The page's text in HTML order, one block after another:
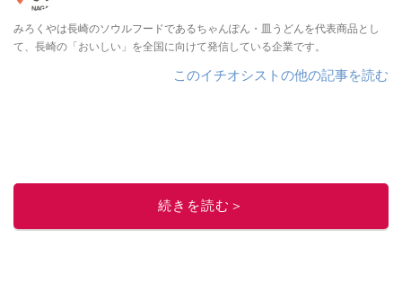
みろくやは長崎のソウルフードであるちゃんぽん・皿うどんを代表商品とし
て、長崎の「おいしい」を全国に向けて発信している企業です。
このイチオシストの他の記事を読む
続きを読む＞